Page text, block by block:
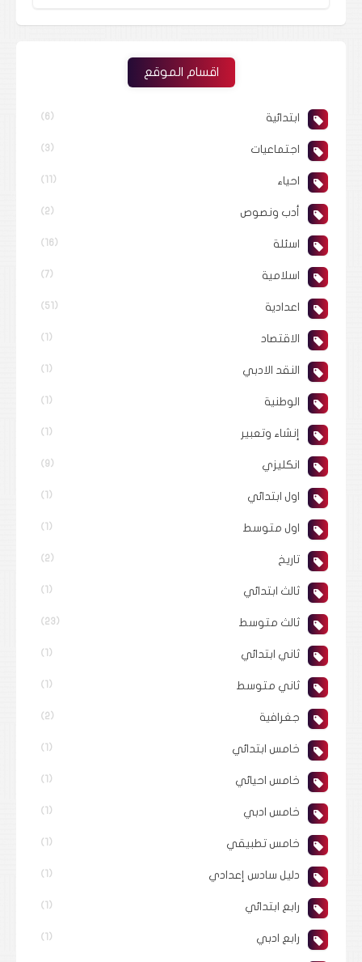
اقسام الموقع
ابتدائية (6)
اجتماعيات (3)
احياء (11)
أدب ونصوص (2)
اسئلة (16)
اسلامية (7)
اعدادية (51)
الاقتصاد (1)
النقد الادبي (1)
الوطنية (1)
إنشاء وتعبير (1)
انكليزي (9)
اول ابتدائي (1)
اول متوسط (1)
تاريخ (2)
ثالث ابتدائي (1)
ثالث متوسط (23)
ثاني ابتدائي (1)
ثاني متوسط (1)
جغرافية (2)
خامس ابتدائي (1)
خامس احيائي (1)
خامس ادبي (1)
خامس تطبيقي (1)
دليل سادس إعدادي (1)
رابع ابتدائي (1)
رابع ادبي (1)